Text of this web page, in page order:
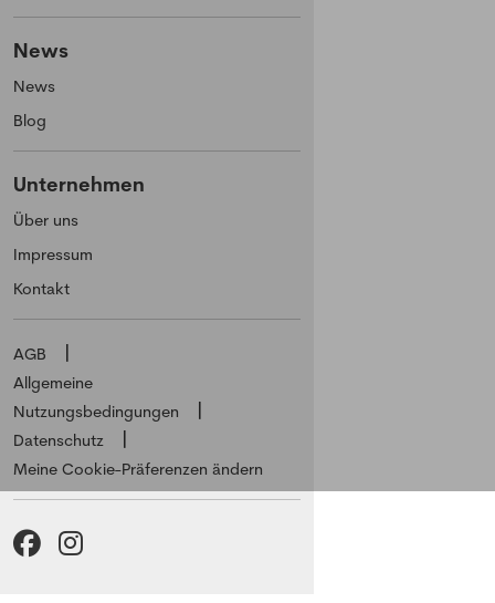
News
News
Blog
Unternehmen
Über uns
Impressum
Kontakt
AGB
Allgemeine
Nutzungsbedingungen
Datenschutz
Meine Cookie-Präferenzen ändern